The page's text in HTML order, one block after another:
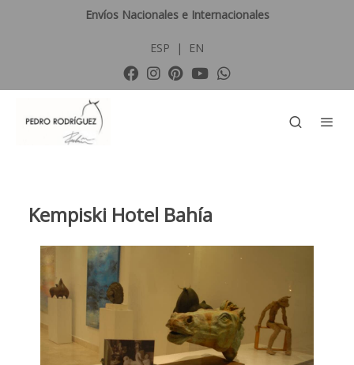
Envíos Nacionales e Internacionales
ESP | EN
Kempiski Hotel Bahía